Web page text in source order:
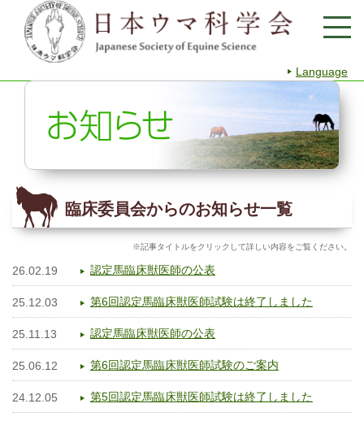
Language
臨床委員会からのお知らせ一覧
※記事タイトルをクリックして詳しい内容をご覧ください。
26.02.19 認定馬臨床獣医師の公表
25.12.03 第6回認定馬臨床獣医師試験は終了しました
25.11.13 認定馬臨床獣医師の公表
25.06.12 第6回認定馬臨床獣医師試験のご案内
24.12.05 第5回認定馬臨床獣医師試験は終了しました